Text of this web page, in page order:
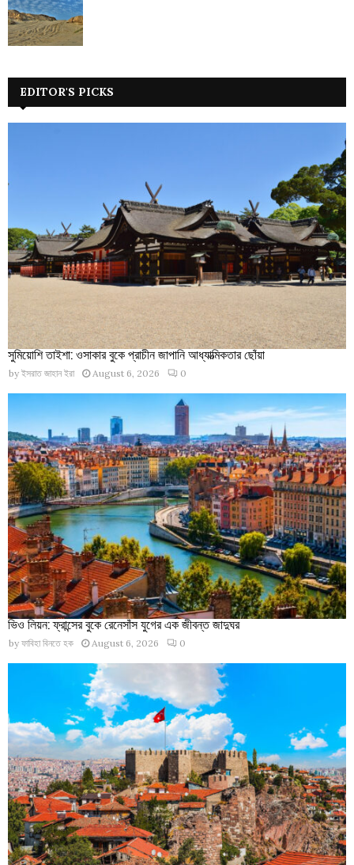
EDITOR'S PICKS
সুমিয়োশি তাইশা: ওসাকার বুকে প্রাচীন জাপানি আধ্যাত্মিকতার ছোঁয়া
by ইসরাত জাহান ইরা August 6, 2026 0
ভিও লিয়ন: ফ্রান্সের বুকে রেনেসাঁস যুগের এক জীবন্ত জাদুঘর
by ফাবিহা বিনতে হক August 6, 2026 0